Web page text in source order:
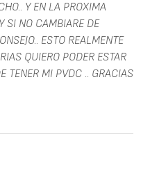
Y EN LA PROXIMA
SI NO CAMBIARE DE
ESTO REALMENTE
QUIERO PODER ESTAR
TENER MI PVDC .. GRACIAS